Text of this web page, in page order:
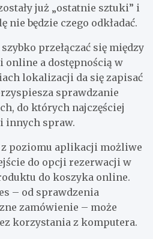
już „ostatnie sztuki” i
nie będzie czego odkładać.
przełączać się między
online a dostępnością w
lokalizacji da się zapisać
sprawdzanie
do których najczęściej
innych spraw.
poziomu aplikacji możliwe
do opcji rezerwacji w
do koszyka online.
– od sprawdzenia
zamówienie – może
korzystania z komputera.